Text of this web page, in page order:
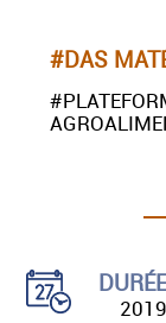
#DAS
DURÉE